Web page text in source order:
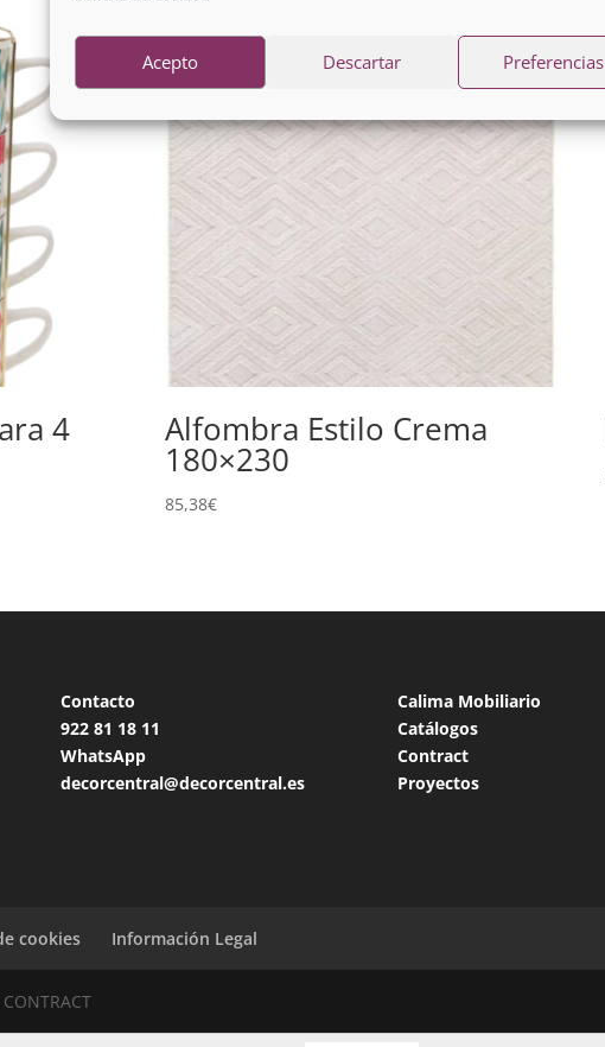
Acepto Descartar Preferencias
4 Alfombra Estilo Crema
180×230
85,38€
Contacto
922 81 18 11
WhatsApp
decorcentral@decorcentral.es
Calima Mobiliario
Catálogos
Contract
Proyectos
cookies Información Legal